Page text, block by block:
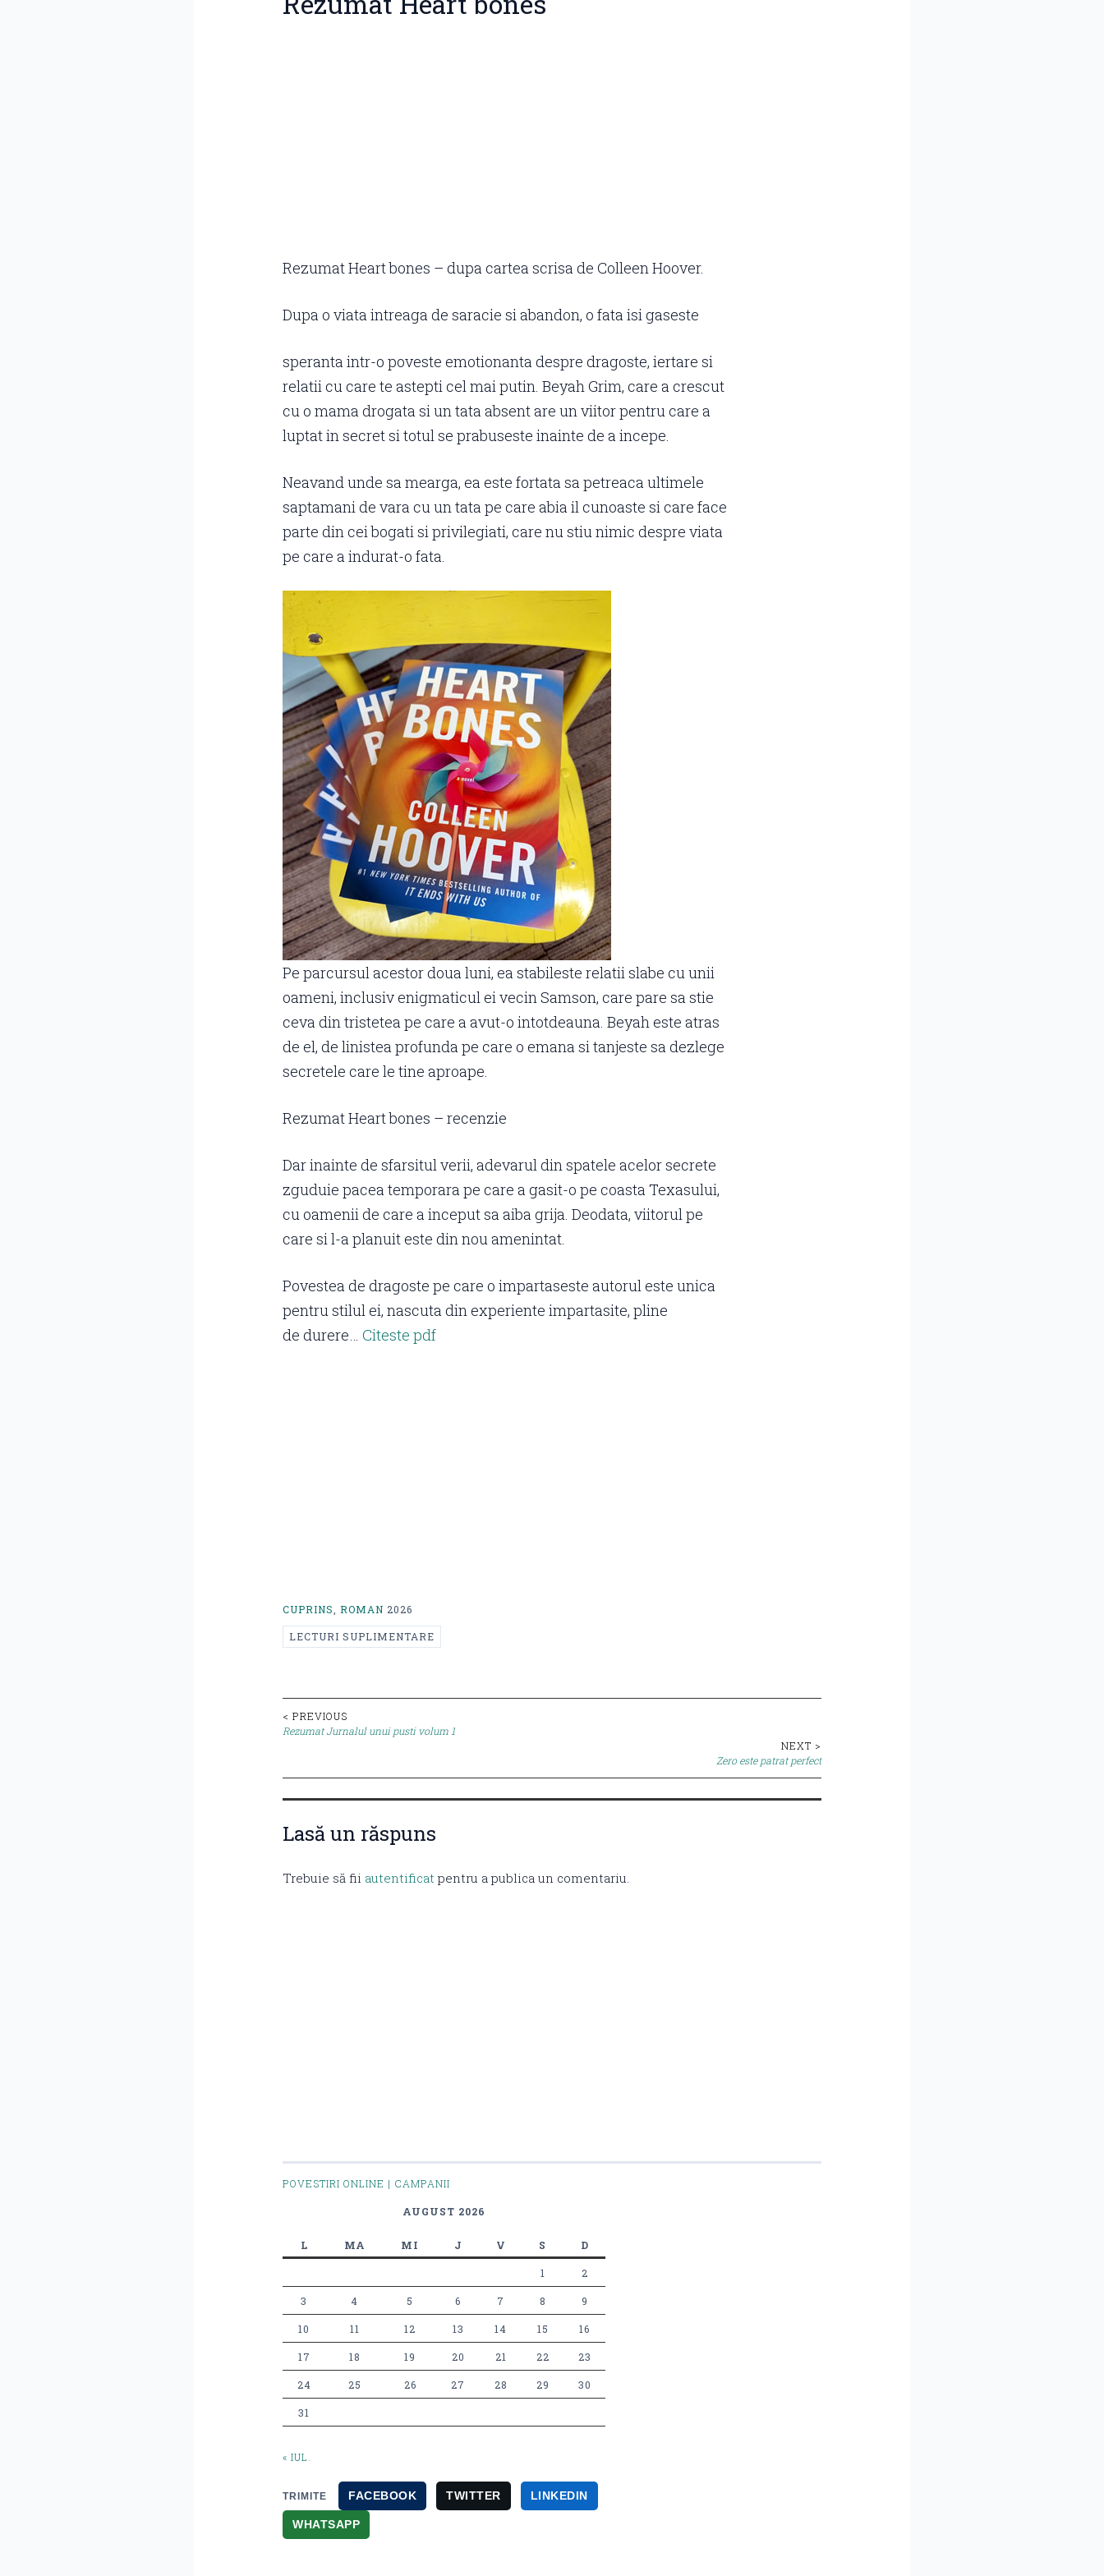
Rezumat Heart bones – dupa cartea scrisa de Colleen Hoover.
Dupa o viata intreaga de saracie si abandon, o fata isi gaseste
speranta intr-o poveste emotionanta despre dragoste, iertare si
relatii cu care te astepti cel mai putin. Beyah Grim, care a crescut
cu o mama drogata si un tata absent are un viitor pentru care a
luptat in secret si totul se prabuseste inainte de a incepe.
Neavand unde sa mearga, ea este fortata sa petreaca ultimele
saptamani de vara cu un tata pe care abia il cunoaste si care face
parte din cei bogati si privilegiati, care nu stiu nimic despre viata
pe care a indurat-o fata.
Pe parcursul acestor doua luni, ea stabileste relatii slabe cu unii
oameni, inclusiv enigmaticul ei vecin Samson, care pare sa stie
ceva din tristetea pe care a avut-o ​​intotdeauna. Beyah este atras
de el, de linistea profunda pe care o emana si tanjeste sa dezlege
secretele care le tine aproape.
Rezumat Heart bones – recenzie
Dar inainte de sfarsitul verii, adevarul din spatele acelor secrete
zguduie pacea temporara pe care a gasit-o pe coasta Texasului,
cu oamenii de care a inceput sa aiba grija. Deodata, viitorul pe
care si l-a planuit este din nou amenintat.
Povestea de dragoste pe care o impartaseste autorul este unica
pentru stilul ei, nascuta din experiente impartasite, pline
de durere… Citeste pdf
CUPRINS ROMAN 2026
LECTURI SUPLIMENTARE
Post
< PREVIOUS
Rezumat Jurnalul unui pusti volum 1
NEXT >
Zero este patrat perfect
Lasă un răspuns
Trebuie să fii autentificat pentru a publica un comentariu.
POVESTIRI ONLINE | CAMPANII
AUGUST 2026
L MA MI J V S D
1 2
3 4 5 6 7 8 9
10 11 12 13 14 15 16
17 18 19 20 21 22 23
24 25 26 27 28 29 30
31
« IUL.
TRIMITE FACEBOOK TWITTER LINKEDIN
WHATSAPP